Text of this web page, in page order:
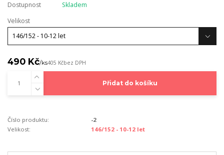
Dostupnost
Skladem
Velikost
490 Kč/ks405 Kčbez DPH
Přidat do košíku
Číslo produktu:
-2
Velikost:
146/152 - 10-12 let